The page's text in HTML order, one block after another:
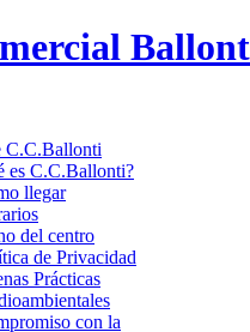
C.C.Ballonti
es C.C.Ballonti?
llegar
del centro
de Privacidad
Prácticas
con la